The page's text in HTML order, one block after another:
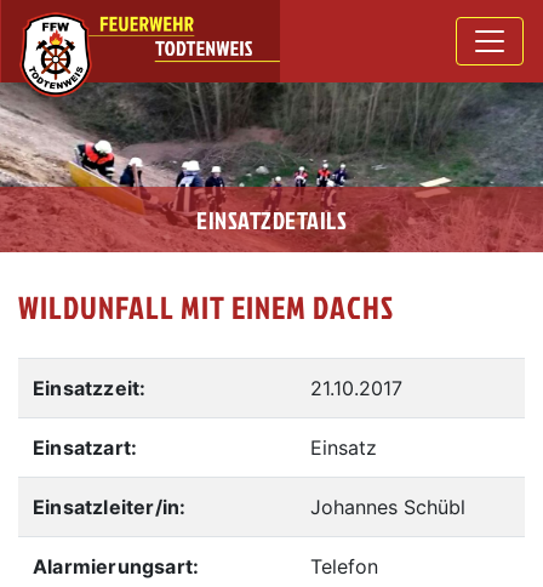
EINSATZDETAILS
WILDUNFALL MIT EINEM DACHS
Einsatzzeit: 21.10.2017
Einsatzart: Einsatz
Einsatzleiter/in: Johannes Schübl
Alarmierungsart: Telefon